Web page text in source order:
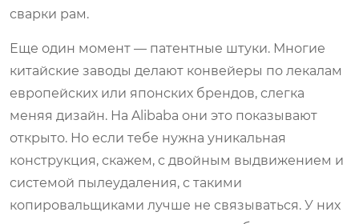
сварки рам.
Еще один момент — патентные штуки. Многие
китайские заводы делают конвейеры по лекалам
европейских или японских брендов, слегка
меняя дизайн. На Alibaba они это показывают
открыто. Но если тебе нужна уникальная
конструкция, скажем, с двойным выдвижением и
системой пылеудаления, с такими
копировальщиками лучше не связываться. У них